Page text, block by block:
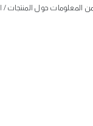
المعلومات حول المنتجات /